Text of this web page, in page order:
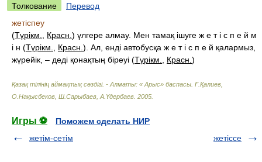
Толкование
Перевод
жетіспеу
(Түрікм. Красн. ) үлгере алмау. Мен тамақ ішуге ж е т і с п е й м
і н (Түрікм. Красн. ). Ал, енді автобусқа ж е т і с п е й қалармыз,
жүрейік, – деді қонақтың біреуі (Түрікм. Красн. )
Қазақ тілінің аймақтық сөздігі. - Алматы: « Арыс» баспасы Ғ.Қалиев,
О.Нақысбеков, Ш.Сарыбаев, А.Үдербаев 2005
Игры ⚽
Поможем сделать НИР
жетім-сетім
жетіссе